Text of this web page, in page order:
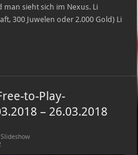
man sieht sich im Nexus. Li
300 Juwelen oder 2.000 Gold) Li
to-Play-
– 26.03.2018
Slideshow